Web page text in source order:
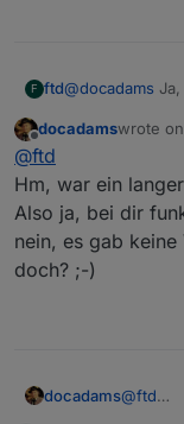
F ftd@docadams
Offline
docadamswrote on
last
@ftd
Hm, war ein
Also ja, bei dir
nein, es gab keine
doch? ;-)
docadams@ftd